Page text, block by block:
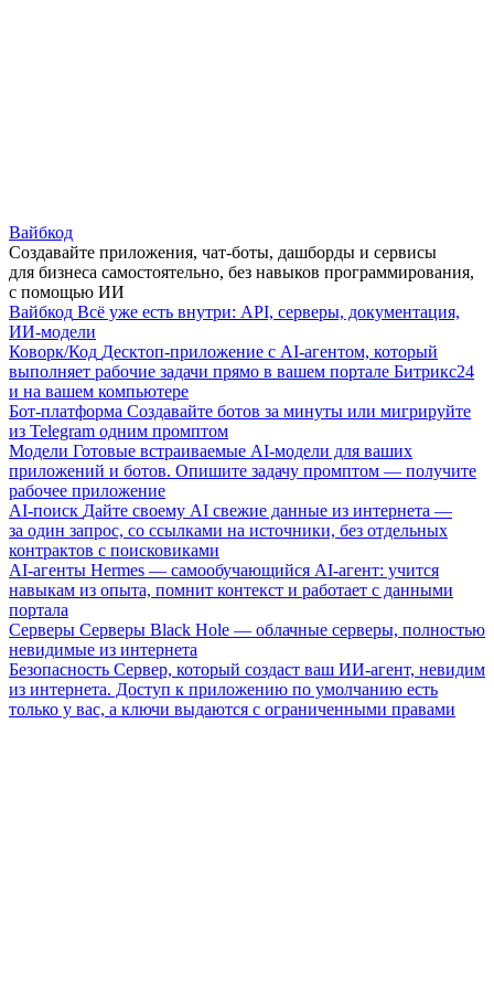
Вайбкод
Создавайте приложения, чат-боты, дашборды и сервисы
для бизнеса самостоятельно, без навыков программирования,
с помощью ИИ
Вайбкод Всё уже есть внутри: API, серверы, документация,
ИИ-модели
Коворк/Код Десктоп-приложение с AI-агентом, который
выполняет рабочие задачи прямо в вашем портале Битрикс24
и на вашем компьютере
Бот-платформа Создавайте ботов за минуты или мигрируйте
из Telegram одним промптом
Модели Готовые встраиваемые AI-модели для ваших
приложений и ботов. Опишите задачу промптом — получите
рабочее приложение
AI-поиск Дайте своему AI свежие данные из интернета —
за один запрос, со ссылками на источники, без отдельных
контрактов с поисковиками
AI-агенты Hermes — самообучающийся AI-агент: учится
навыкам из опыта, помнит контекст и работает с данными
портала
Серверы Серверы Black Hole — облачные серверы, полностью
невидимые из интернета
Безопасность Сервер, который создаст ваш ИИ-агент, невидим
из интернета. Доступ к приложению по умолчанию есть
только у вас, а ключи выдаются с ограниченными правами